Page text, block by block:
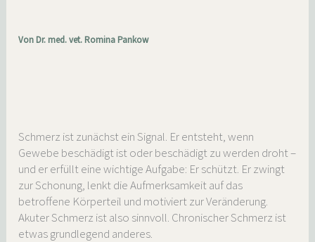
Von Dr. med. vet. Romina Pankow
Schmerz ist zunächst ein Signal. Er entsteht, wenn
Gewebe beschädigt ist oder beschädigt zu werden droht –
und er erfüllt eine wichtige Aufgabe: Er schützt. Er zwingt
zur Schonung, lenkt die Aufmerksamkeit auf das
betroffene Körperteil und motiviert zur Veränderung.
Akuter Schmerz ist also sinnvoll. Chronischer Schmerz ist
etwas grundlegend anderes.